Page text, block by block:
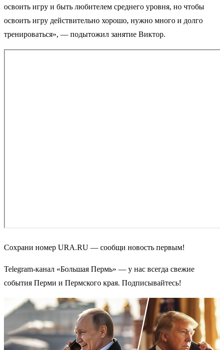
освоить игру и быть любителем среднего уровня, но чтобы
освоить игру действительно хорошо, нужно много и долго
тренироваться», — подытожил занятие Виктор.
Сохрани номер URA.RU — сообщи новость первым!
Telegram-канал «Большая Пермь» — у нас всегда свежие
события Перми и Пермского края. Подписывайтесь!